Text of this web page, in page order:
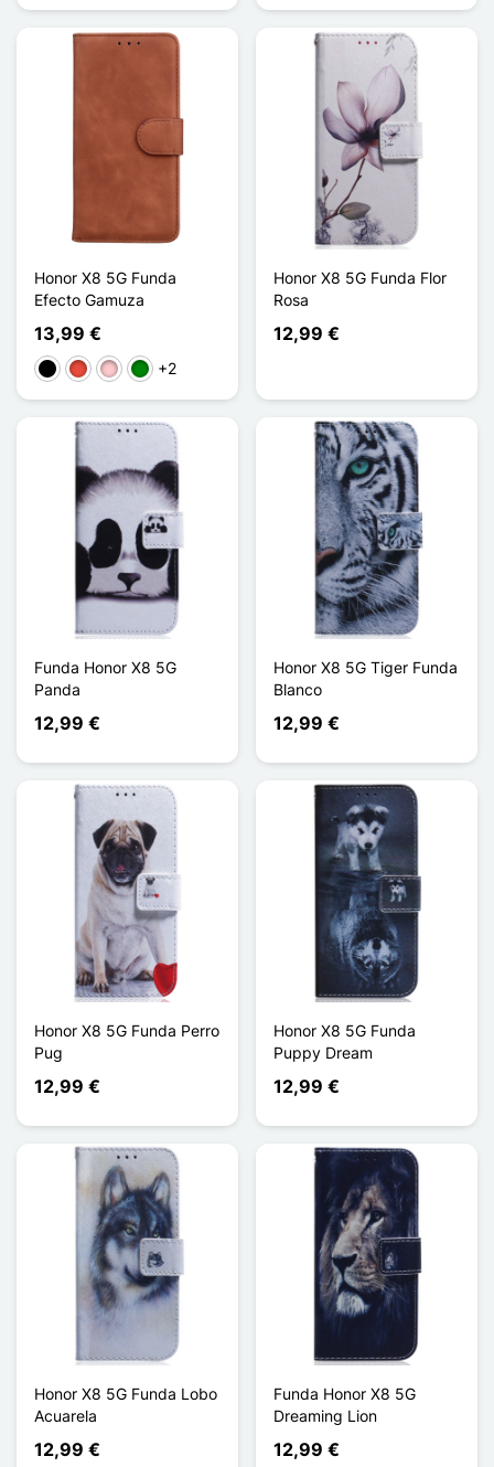
Honor X8 5G Funda
Efecto Gamuza
13,99 €
NegroRojoRosaVerde
+2
Honor X8 5G Funda Flor
Rosa
12,99 €
Funda Honor X8 5G
Panda
12,99 €
Honor X8 5G Tiger Funda
Blanco
12,99 €
Honor X8 5G Funda Perro
Pug
12,99 €
Honor X8 5G Funda
Puppy Dream
12,99 €
Honor X8 5G Funda Lobo
Acuarela
12,99 €
Funda Honor X8 5G
Dreaming Lion
12,99 €